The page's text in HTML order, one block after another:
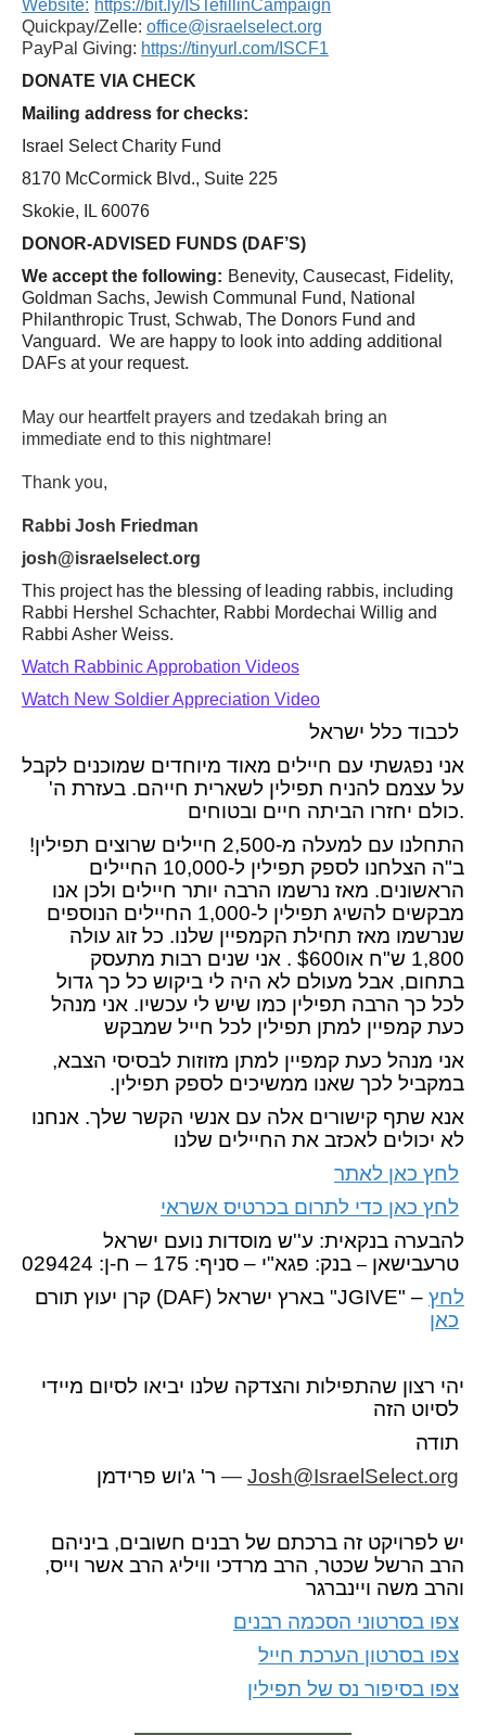
Website: https://bit.ly/ISTefillinCampaign
Quickpay/Zelle: office@israelselect.org
PayPal Giving: https://tinyurl.com/ISCF1
DONATE VIA CHECK
Mailing address for checks:
Israel Select Charity Fund
8170 McCormick Blvd., Suite 225
Skokie, IL 60076
DONOR-ADVISED FUNDS (DAF’S)
We accept the following: Benevity, Causecast, Fidelity,
Goldman Sachs, Jewish Communal Fund, National
Philanthropic Trust, Schwab, The Donors Fund and
Vanguard. We are happy to look into adding additional
DAFs at your request.
May our heartfelt prayers and tzedakah bring an
immediate end to this nightmare!
Thank you,
Rabbi Josh Friedman
josh@israelselect.org
This project has the blessing of leading rabbis, including
Rabbi Hershel Schachter, Rabbi Mordechai Willig and
Rabbi Asher Weiss.
Watch Rabbinic Approbation Videos
Watch New Soldier Appreciation Video
לכבוד כלל ישראל
אני נפגשתי עם חיילים מאוד מיוחדים שמוכנים לקבל
על עצמם להניח תפילין לשארית חייהם. בעזרת ה'
כולם יחזרו הביתה חיים ובטוחים.
התחלנו עם למעלה מ-2,500 חיילים שרוצים תפילין!
ב"ה הצלחנו לספק תפילין ל-10,000 החיילים
הראשונים. מאז נרשמו הרבה יותר חיילים ולכן אנו
מבקשים להשיג תפילין ל-1,000 החיילים הנוספים
שנרשמו מאז תחילת הקמפיין שלנו. כל זוג עולה
1,800 ש"ח או$600 . אני שנים רבות מתעסק
בתחום, אבל מעולם לא היה לי ביקוש כל כך גדול
לכל כך הרבה תפילין כמו שיש לי עכשיו. אני מנהל
כעת קמפיין למתן תפילין לכל חייל שמבקש
אני מנהל כעת קמפיין למתן מזוזות לבסיסי הצבא,
במקביל לכך שאנו ממשיכים לספק תפילין.
אנא שתף קישורים אלה עם אנשי הקשר שלך. אנחנו
לא יכולים לאכזב את החיילים שלנו
לחץ כאן לאתר
לחץ כאן כדי לתרום בכרטיס אשראי
להבערה בנקאית: ע''ש מוסדות נועם ישראל
טרעבישאן – בנק: פגא"י – סניף: 175 – ח-ן: 029424
קרן יעוץ תורם (DAF)
בארץ ישראל "JGIVE" – לחץ
כאן
יהי רצון שהתפילות והצדקה שלנו יביאו לסיום מיידי
לסיוט הזה
תודה
ר' ג'וש פרידמן — Josh@IsraelSelect.org
יש לפרויקט זה ברכתם של רבנים חשובים, ביניהם
הרב הרשל שכטר, הרב מרדכי וויליג הרב אשר וייס,
והרב משה ויינברגר
צפו בסרטוני הסכמה רבנים
צפו בסרטון הערכת חייל
צפו בסיפור נס של תפילין